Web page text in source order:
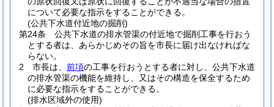
について必要な指示をすることができる。
(公共下水道付近地の掘削)
第24条
公共下水道の排水管渠の付近地で掘削工事を行おう
とする者は、あらかじめその旨を市長に届け出なければな
らない。
2
市長は、 前項の工事を行おうとする者に対し、公共下水道
の排水管渠の機能を維持し、又はその構造を保全するため
に必要な指示をすることができる。
(排水区域外の使用)